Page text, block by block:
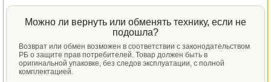
Можно ли вернуть или обменять технику, если не
подошла?
Возврат или обмен возможен в соответствии с законодательством
РБ о защите прав потребителей. Товар должен быть в
оригинальной упаковке, без следов эксплуатации, с полной
комплектацией.